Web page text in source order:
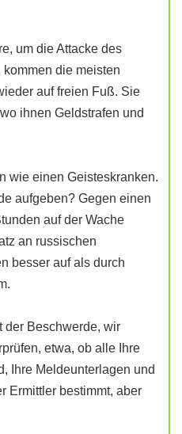
um die Attacke des
die meisten
auf freien Fuß. Sie
ihnen Geldstrafen und
wie einen Geisteskranken.
aufgeben? Gegen einen
auf der Wache
an russischen
besser auf als durch
der Beschwerde, wir
etwa, ob alle Ihre
Ihre Meldeunterlagen und
Ermittler bestimmt, aber